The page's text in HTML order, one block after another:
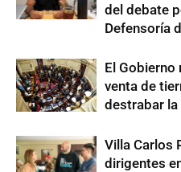
del debate
Defensoría
El
venta de
destrabar la
Villa Carlos
dirigentes